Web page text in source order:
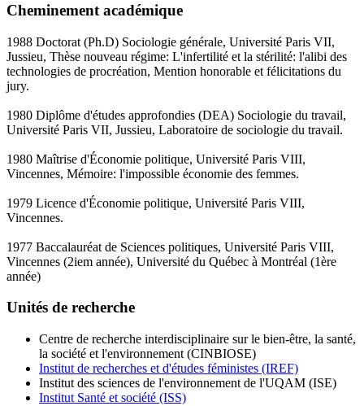
Cheminement académique
1988 Doctorat (Ph.D) Sociologie générale, Université Paris VII,
Jussieu, Thèse nouveau régime: L'infertilité et la stérilité: l'alibi des
technologies de procréation, Mention honorable et félicitations du
jury.
1980 Diplôme d'études approfondies (DEA) Sociologie du travail,
Université Paris VII, Jussieu, Laboratoire de sociologie du travail.
1980 Maîtrise d'Économie politique, Université Paris VIII,
Vincennes, Mémoire: l'impossible économie des femmes.
1979 Licence d'Économie politique, Université Paris VIII,
Vincennes.
1977 Baccalauréat de Sciences politiques, Université Paris VIII,
Vincennes (2iem année), Université du Québec à Montréal (1ère
année)
Unités de recherche
Centre de recherche interdisciplinaire sur le bien-être, la santé,
la société et l'environnement (CINBIOSE)
Institut de recherches et d'études féministes (IREF)
Institut des sciences de l'environnement de l'UQAM (ISE)
Institut Santé et société (ISS)